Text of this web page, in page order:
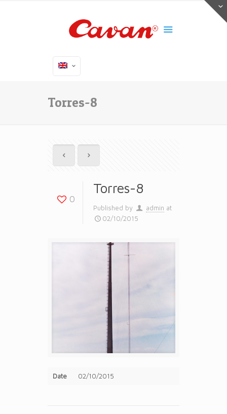
Torres-8
0
Torres-8
Published by admin at
02/10/2015
Date 02/10/2015